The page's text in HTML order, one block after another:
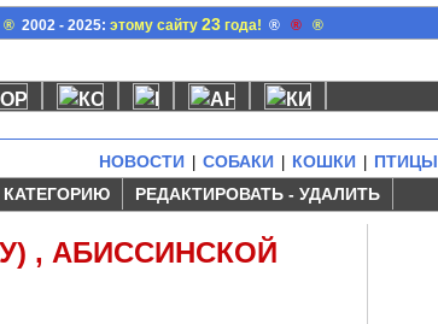
® 2002 - 2025:этому сайту23 года! ® ® ®
НОВОСТИ СОБАКИ КОШКИ ПТИЦЫ
РЕДАКТИРОВАТЬ - УДАЛИТЬ
, АБИССИНСКОЙ